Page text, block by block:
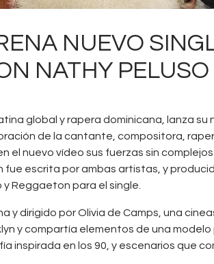
NUEVO
NATHY PELUSO
global y rapera dominicana, lanza su
de la cantante, compositora,
el nuevo vídeo sus fuerzas sin
fue escrita por ambas artistas, y
y Reggaeton para el single.
y dirigido por Olivia de Camps, una
y compartía elementos de una
inspirada en los 90, y escenarios que